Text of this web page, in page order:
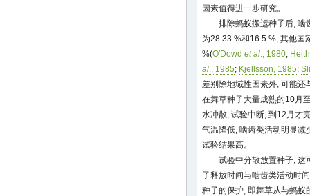
因素值得进一步研究。
排除蚂蚁搬运种子后, 啮
为28.33 %和16.5 %, 其他国
%(O′Dowd et al., 1980;
al., 1985; Kjellsson, 1985;
差别除地域性因素外, 可能还
在舞草种子大量成熟的10月
水冲散, 试验中断, 到12月才
气温降低, 啮齿类活动明显减
试验结果高。
试验中分散放置种子, 这
子释放时间与啮齿类活动时
种子的保护, 即舞草从与蚂蚁